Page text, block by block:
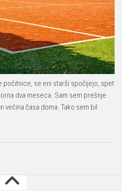
počitnice, se eni starši spočijejo, spet
dva meseca. Sam sem prešnje
večina časa doma. Tako sem bil